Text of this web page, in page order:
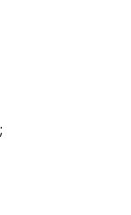
;